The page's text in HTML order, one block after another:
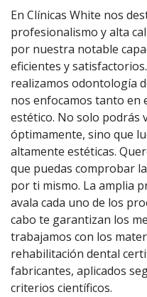
En Clínicas White nos
profesionalismo y alta
por nuestra notable
eficientes y
realizamos odontología
nos enfocamos tanto en
estético. No solo podrás
óptimamente, sino que
altamente estéticas.
que puedas comprobar
por ti mismo. La amplia
avala cada uno de los
cabo te garantizan los
trabajamos con los
rehabilitación dental
fabricantes, aplicados
criterios científicos.